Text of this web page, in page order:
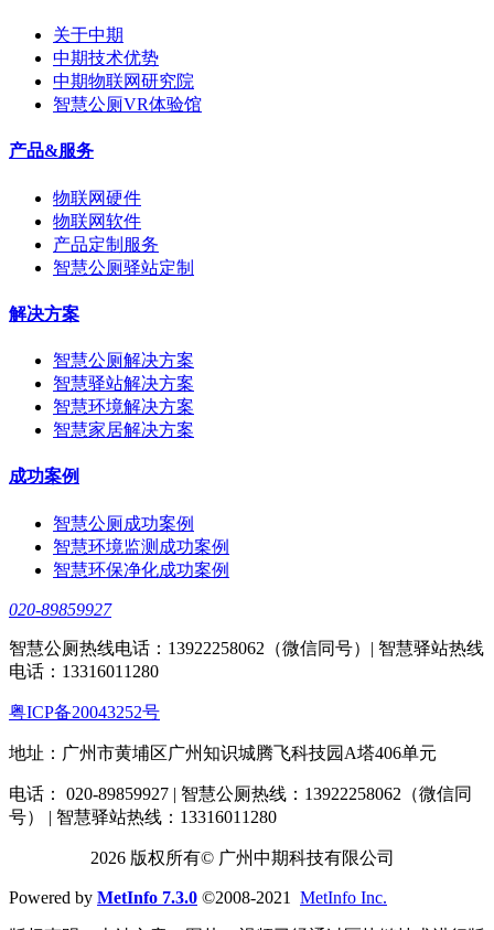
关于中期
中期技术优势
中期物联网研究院
智慧公厕VR体验馆
产品&服务
物联网硬件
物联网软件
产品定制服务
智慧公厕驿站定制
解决方案
智慧公厕解决方案
智慧驿站解决方案
智慧环境解决方案
智慧家居解决方案
成功案例
智慧公厕成功案例
智慧环境监测成功案例
智慧环保净化成功案例
020-89859927
智慧公厕热线电话：13922258062（微信同号）| 智慧驿站热线
电话：13316011280
粤ICP备20043252号
地址：广州市黄埔区广州知识城腾飞科技园A塔406单元
电话： 020-89859927 | 智慧公厕热线：13922258062（微信同
号） | 智慧驿站热线：13316011280
2026 版权所有© 广州中期科技有限公司
Powered by MetInfo 7.3.0 ©2008-2021 MetInfo Inc.